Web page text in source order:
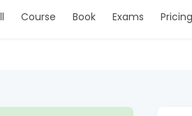
Course Book Exams Pricing